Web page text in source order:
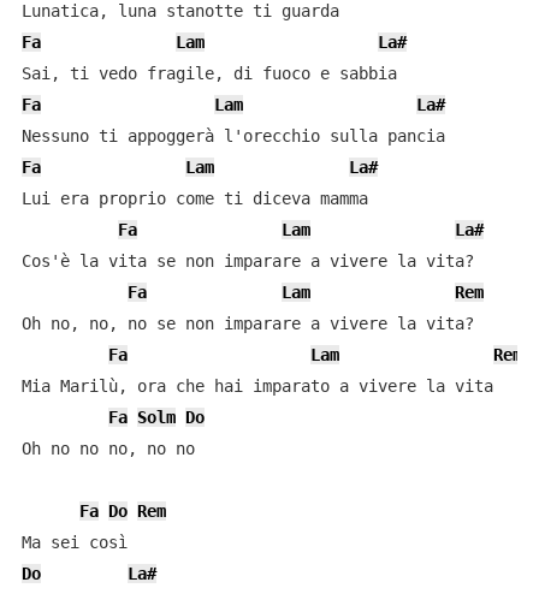
Lunatica, luna stanotte ti guarda
Fa
Lam
La#
Sai, ti vedo fragile, di fuoco e sabbia
Fa
Lam
La#
Nessuno ti appoggerà l'orecchio sulla pancia
Fa
Lam
La#
Lui era proprio come ti diceva mamma
Fa
Lam
La#
Cos'è la vita se non imparare a vivere la vita?
Fa
Lam
Rem
Oh no, no, no se non imparare a vivere la vita?
Fa
Lam
Rem
Mia Marilù, ora che hai imparato a vivere la vita
Fa Solm Do
Oh no no no, no no
Fa Do Rem
Do
La#